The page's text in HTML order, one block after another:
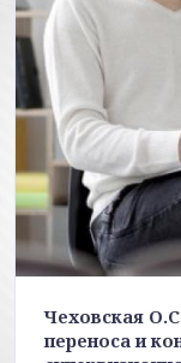
Чеховская
переноса и